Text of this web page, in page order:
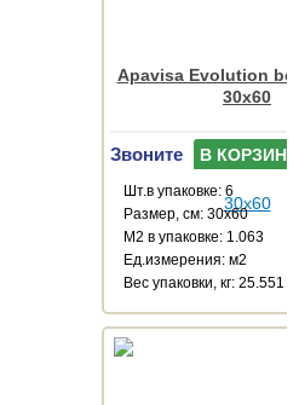
Apavisa Evolution
30x60
Звоните В КОРЗИНУ
Шт.в упаковке: 6
Размер, см: 30x60
М2 в упаковке: 1.063
Ед.измерения: м2
Веc упаковки, кг: 25.551